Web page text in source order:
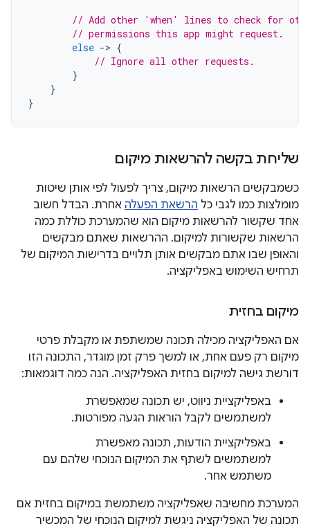
// Add other 'when' lines to check for
// permissions this app might request.
else -> {
// Ignore all other requests.
}
}
}
שליחת בקשה להרשאות מיקום
כשמבקשים הרשאות מיקום, צריך לפעול לפי אותן שיטות
מומלצות כמו לגבי כל הרשאת הפעלה אחרת. הבדל חשוב
אחד שקשור להרשאות מיקום הוא שהמערכת כוללת כמה
הרשאות שקשורות למיקום. ההרשאות שאתם מבקשים
והאופן שבו אתם מבקשים אותן תלויים בדרישות המיקום של
תרחיש השימוש באפליקציה.
מיקום בחזית
אם האפליקציה מכילה תכונה שמשתפת או מקבלת פרטי
מיקום רק פעם אחת, או למשך פרק זמן מוגדר, התכונה הזו
דורשת גישה למיקום בחזית האפליקציה. הנה כמה דוגמאות:
באפליקציית ניווט, יש תכונה שמאפשרת
למשתמשים לקבל הוראות הגעה מפורטות.
באפליקציית הודעות, תכונה מאפשרת
למשתמשים לשתף את המיקום הנוכחי שלהם עם
משתמש אחר.
המערכת מחשיבה שאפליקציה משתמשת במיקום בחזית אם
תכונה של האפליקציה ניגשת למיקום הנוכחי של המכשיר